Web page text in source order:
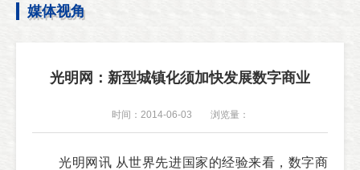
媒体视角
光明网：新型城镇化须加快发展数字商业
时间：2014-06-03 浏览量：
光明网讯 从世界先进国家的经验来看，数字商